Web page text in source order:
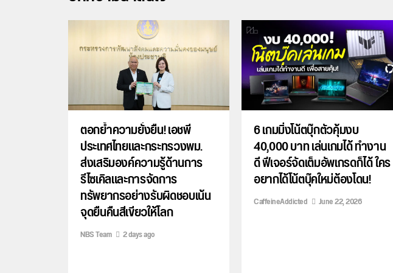
ตอกย้ำความยั่งยืน! เอชพี
ประเทศไทยและกระทรวงพม.
ส่งเสริมองค์ความรู้ด้านการ
รีไซเคิลและการจัดการ
ทรัพยากรอย่างรับผิดชอบเน้น
จุดยืนคืนสีเขียวให้โลก
NBS Team 2 days ago
6 เกมมิ่งโน้ตบุ๊กตัวคุ้มงบ
40,000 บาท เล่นเกมได้ ทำงาน
ดี ฟีเจอร์จัดเต็มอัพเกรดก็ได้ ใคร
อยากได้โน้ตบุ๊คใหม่ต้องโดน!
CaffeineAddicted June 22, 2026